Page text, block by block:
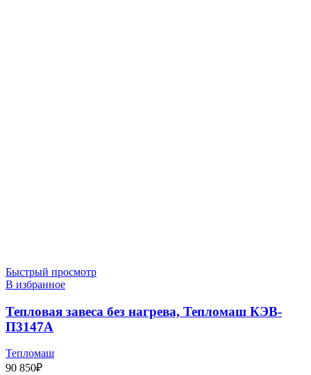
Быстрый просмотр
В избранное
Тепловая завеса без нагрева, Тепломаш КЭВ-
П3147A
Тепломаш
90 850₽